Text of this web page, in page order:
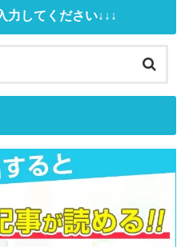
力してください↓↓↓